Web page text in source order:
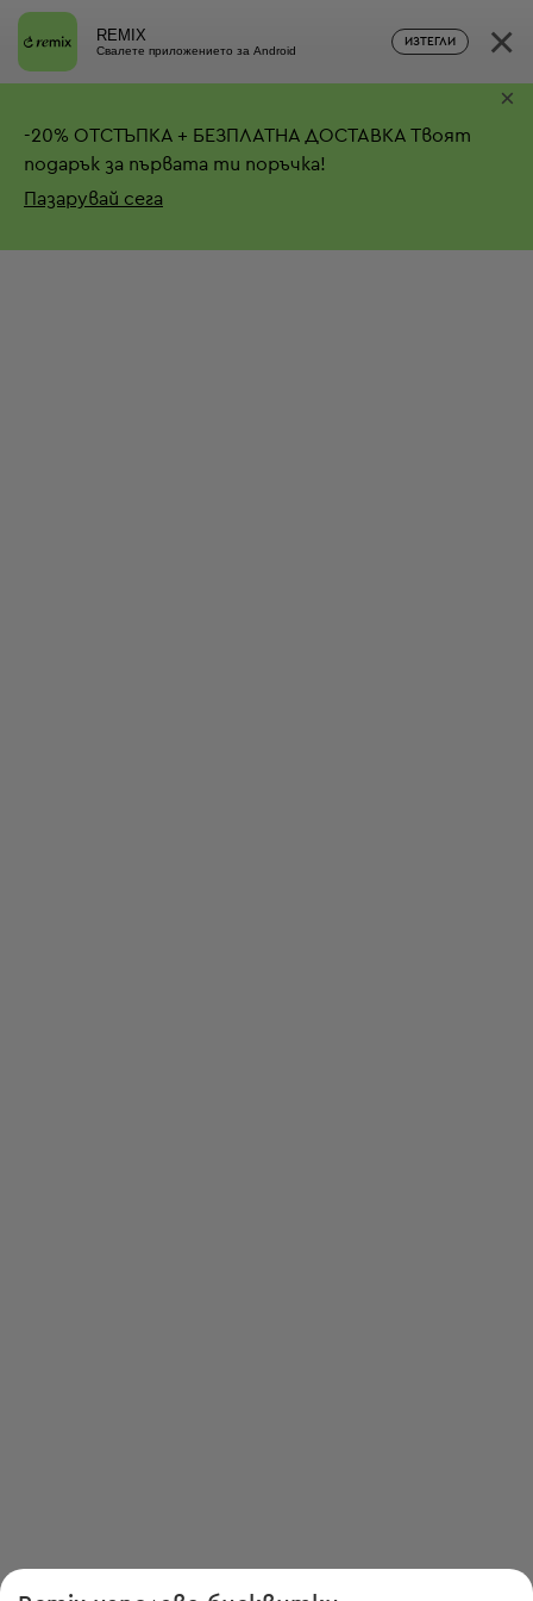
REMIX
Свалете приложението за Android
ИЗТЕГЛИ ×
-20% ОТСТЪПКА + БЕЗПЛАТНА ДОСТАВКА Твоят
подарък за първата ти поръчка!
Пазарувай сега
×